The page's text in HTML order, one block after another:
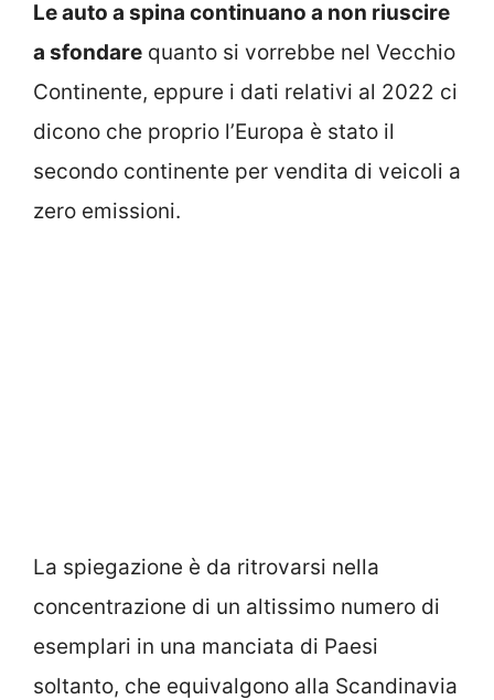
Le auto a spina continuano a non riuscire
a sfondare quanto si vorrebbe nel Vecchio
Continente, eppure i dati relativi al 2022 ci
dicono che proprio l’Europa è stato il
secondo continente per vendita di veicoli a
zero emissioni.
La spiegazione è da ritrovarsi nella
concentrazione di un altissimo numero di
esemplari in una manciata di Paesi
soltanto, che equivalgono alla Scandinavia